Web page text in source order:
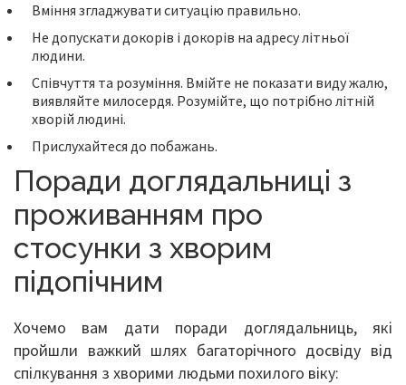
Вміння згладжувати ситуацію правильно.
Не допускати докорів і докорів на адресу літньої
людини.
Співчуття та розуміння. Вмійте не показати виду жалю,
виявляйте милосердя. Розумійте, що потрібно літній
хворій людині.
Прислухайтеся до побажань.
Поради доглядальниці з
проживанням про
стосунки з хворим
підопічним
Хочемо вам дати поради доглядальниць, які
пройшли важкий шлях багаторічного досвіду від
спілкування з хворими людьми похилого віку: